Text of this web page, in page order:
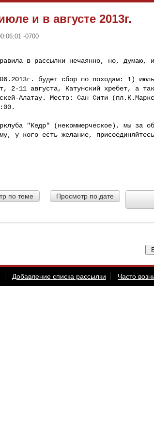
и в августе 2013г.
-0700
в рассылки нечаянно, но, думаю,
будет сбор по походам: 1)
2-11 августа, Катунский хребет, а
Алатау. Место: Сан Сити
"Кедр" (некоммерческое), мы за
у кого есть желание,
по теме Просмотр по дате
Добавление списка рассылки Часто